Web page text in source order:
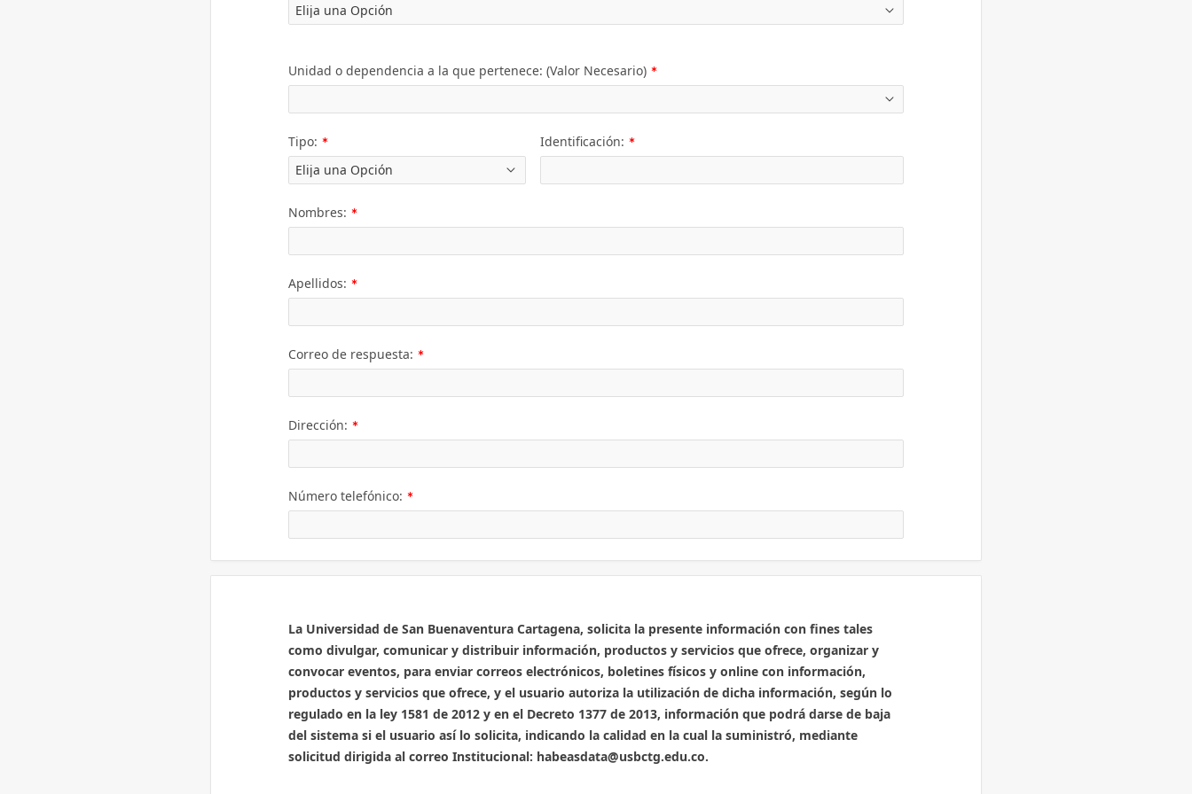
Unidad o dependencia a la que pertenece: (Valor Necesario) (Valor
Necesario)
Tipo: (Valor
Necesario)
Identificación: (Valor
Necesario)
Nombres: (Valor
Necesario)
Apellidos: (Valor
Necesario)
Correo de respuesta: (Valor
Necesario)
Dirección: (Valor
Necesario)
Número telefónico: (Valor
Necesario)
La Universidad de San Buenaventura Cartagena, solicita la presente información con fines tales
como divulgar, comunicar y distribuir información, productos y servicios que ofrece, organizar y
convocar eventos, para enviar correos electrónicos, boletines físicos y online con información,
productos y servicios que ofrece, y el usuario autoriza la utilización de dicha información, según lo
regulado en la ley 1581 de 2012 y en el Decreto 1377 de 2013, información que podrá darse de baja
del sistema si el usuario así lo solicita, indicando la calidad en la cual la suministró, mediante
solicitud dirigida al correo Institucional: habeasdata@usbctg.edu.co.